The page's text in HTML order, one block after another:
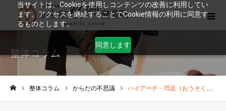
当サイトは、Cookieを使用しコンテンツの改善に利用してい
ます。アクセスを継続することでCookie情報の利用に同意す
るものとします。
同意します
整体コラム
整体コラム からだの不思議 ハイアーチ・凹足（おうそく）【足の調整】